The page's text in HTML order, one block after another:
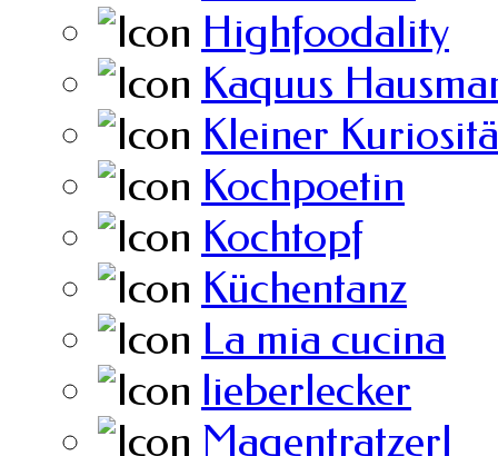
Highfoodality
Kaquus
Kleiner
Kochpoetin
Kochtopf
Küchentanz
La mia cucina
lieberlecker
Magentratzerl